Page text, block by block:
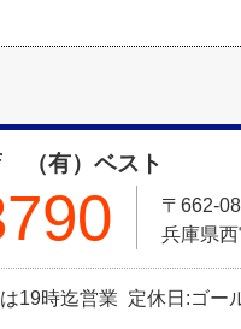
（有）ベスト
〒662-
兵庫県
19時迄営業 定休日:ゴー